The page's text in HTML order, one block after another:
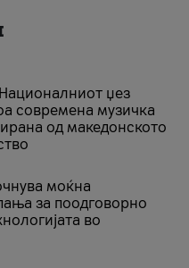
џез
современа музичка
од македонското
моќна
за поодговорно
во